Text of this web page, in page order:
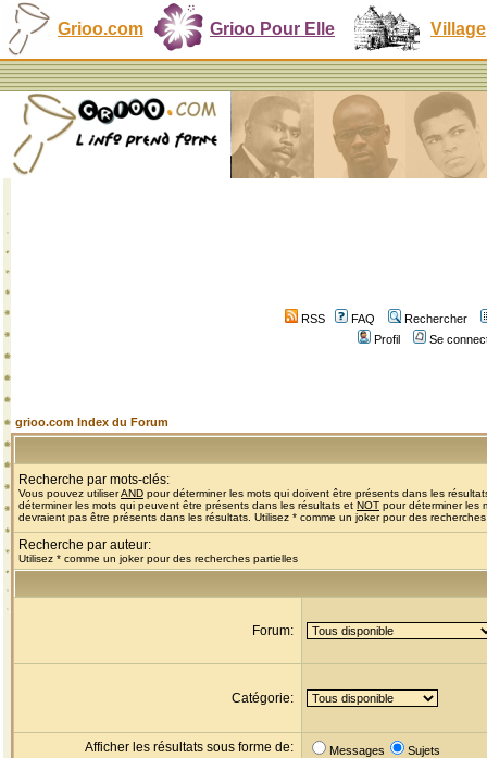
Grioo.com Grioo Pour Elle Village
RSS FAQ
Rechercher
Profil
Se
grioo.com Index du Forum
Recherche par mots-clés:
Vous pouvez utiliserAND pour déterminer les mots qui doivent être présents dans les
déterminer les mots qui peuvent être présents dans les résultats et NOT pour déterminer les
devraient pas être présents dans les résultats. Utilisez * comme un joker pour des
Recherche par auteur:
Utilisez * comme un joker pour des recherches partielles
Forum:
Catégorie:
Afficher les résultats sous forme de: Messages Sujets